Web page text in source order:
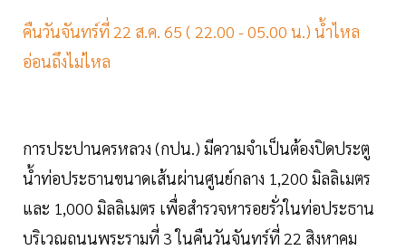
คืนวันจันทร์ที่ 22 ส.ค. 65 ( 22.00 - 05.00 น.) น้ำไหล
อ่อนถึงไม่ไหล
การประปานครหลวง (กปน.) มีความจำเป็นต้องปิดประตู
น้ำท่อประธานขนาดเส้นผ่านศูนย์กลาง 1,200 มิลลิเมตร
และ 1,000 มิลลิเมตร เพื่อสำรวจหารอยรั่วในท่อประธาน
บริเวณถนนพระรามที่ 3 ในคืนวันจันทร์ที่ 22 สิงหาคม